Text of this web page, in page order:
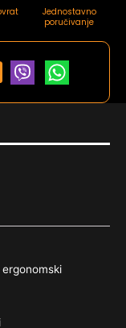
Jednostavno
poručivanje